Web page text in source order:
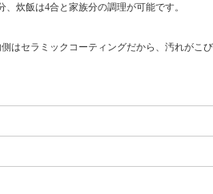
炊飯は4合と家族分の調理が可能です。
はセラミックコーティングだから、汚れがこび